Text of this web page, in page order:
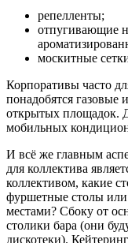
репелленты;
отпугивающие
москитные
Корпоративы часто
понадобятся газовые
открытых площадок.
мобильных
И всё же главным
для коллектива
коллективом, какие
фуршетные столы
местами? Сбоку от
столики бара (они
дискотеки).